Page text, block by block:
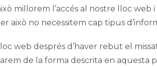
millorem l’accés al nostre lloc web
això no necessitem cap tipus
web després d’haver rebut el
de la forma descrita en aquesta